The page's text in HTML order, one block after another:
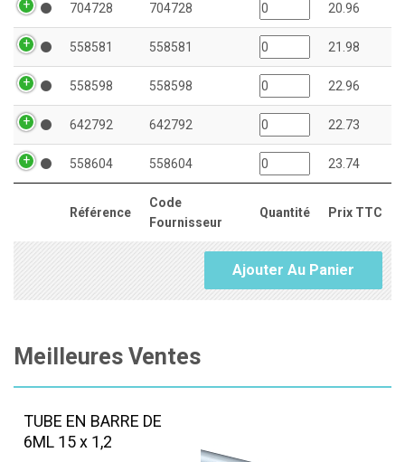
Référence
Code
Fournisseur
Quantité Prix TTC
704728 704728 20.96
558581 558581 21.98
558598 558598 22.96
642792 642792 22.73
558604 558604 23.74
Ajouter Au Panier
Meilleures Ventes
TUBE EN BARRE DE
6ML 15 x 1,2